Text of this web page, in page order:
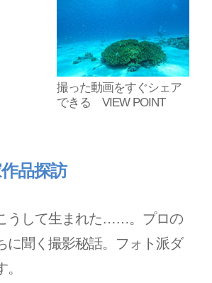
撮った動画をすぐシェア
できる VIEW POINT
品探訪
うして生まれた……。プロの
に聞く撮影秘話。フォト派ダ